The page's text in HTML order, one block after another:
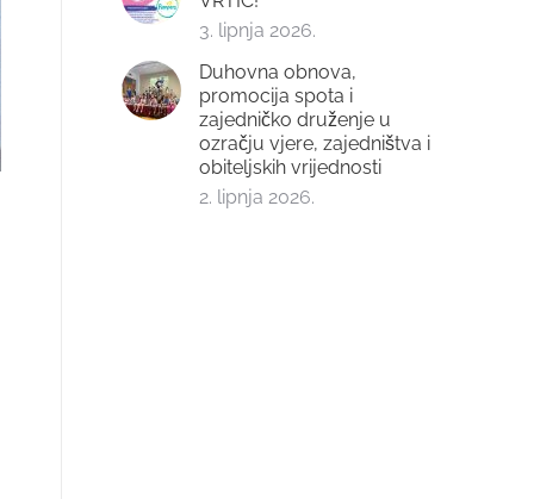
3. lipnja 2026.
Duhovna obnova,
promocija spota i
zajedničko druženje u
ozračju vjere, zajedništva i
obiteljskih vrijednosti
2. lipnja 2026.